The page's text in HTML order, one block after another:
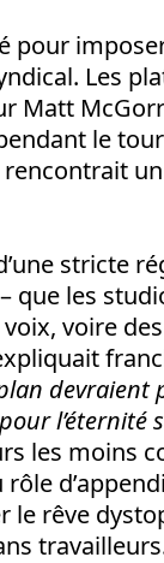
pour
Les
Matt
le
stricte
que les
voire
l’éternité
les moins
le rêve